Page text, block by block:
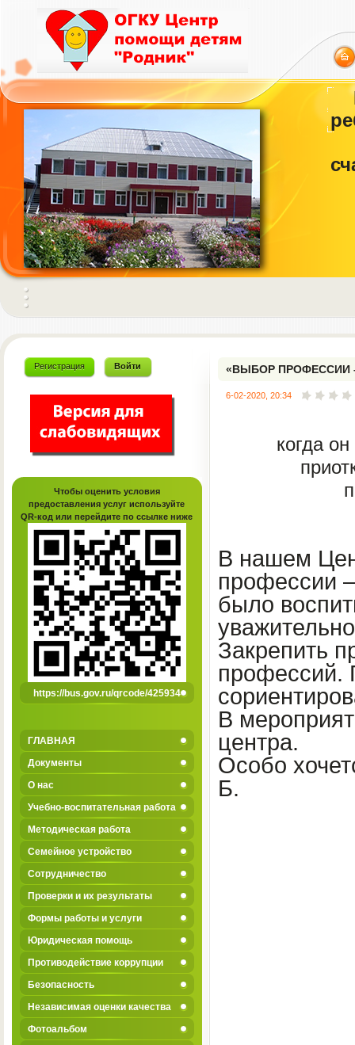
Регистрация Войти
Чтобы оценить условия
предоставления услуг используйте
QR-код или перейдите по ссылке ниже
https://bus.gov.ru/qrcode/425934
ГЛАВНАЯ
Документы
О нас
Учебно-воспитательная работа
Методическая работа
Семейное устройство
Сотрудничество
Проверки и их результаты
Формы работы и услуги
Юридическая помощь
Противодействие коррупции
Безопасность
Независимая оценки качества
Фотоальбом
«ВЫБОР ПРОФЕССИИ
6-02-2020, 20:34
когда
В нашем
профессии
было
Закрепить
профессий.
В
центра.
Особо
Б.